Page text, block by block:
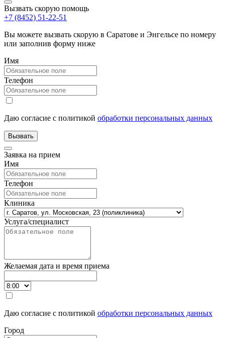
Вызвать скорую помощь
+7 (8452) 51-22-51
Вы можете вызвать скорую в Саратове и Энгельсе по номеру
или заполнив форму ниже
Имя
Телефон
Даю согласие с политикой обработки персональных данных
Заявка на прием
Имя
Телефон
Клиника
Услуга/специалист
Желаемая дата и время приема
Даю согласие с политикой обработки персональных данных
Город